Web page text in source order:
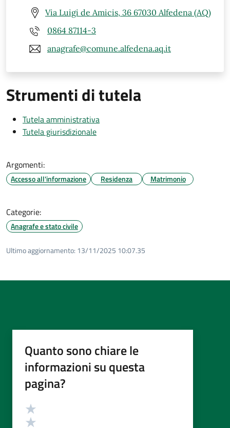
Via Luigi de Amicis, 36 67030 Alfedena (AQ)
0864 87114-3
anagrafe@comune.alfedena.aq.it
Strumenti di tutela
Tutela amministrativa
Tutela giurisdizionale
Argomenti:
Accesso all'informazione Residenza Matrimonio
Categorie:
Anagrafe e stato civile
Ultimo aggiornamento: 13/11/2025 10:07.35
Quanto sono chiare le
informazioni su questa
pagina?
Valutazione